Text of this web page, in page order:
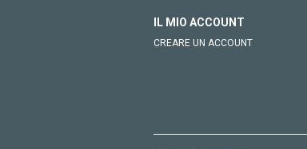
IL MIO ACCOUNT
CREARE UN ACCOUNT